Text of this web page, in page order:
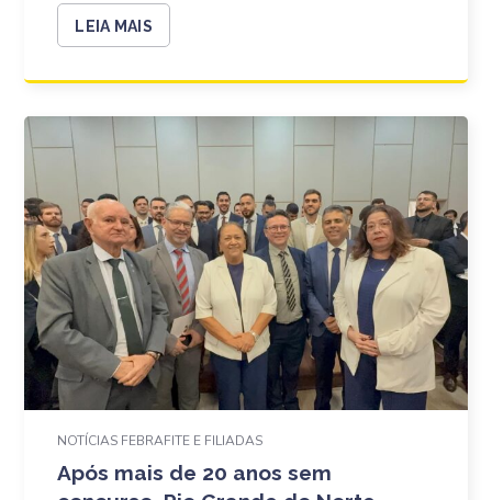
LEIA MAIS
NOTÍCIAS FEBRAFITE E FILIADAS
Após mais de 20 anos sem